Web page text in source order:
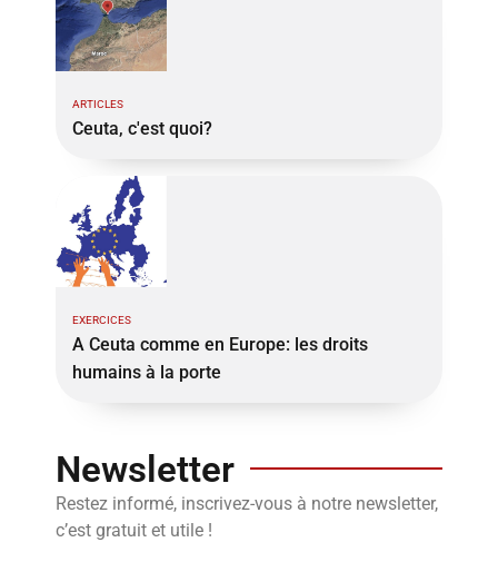
ARTICLES
Ceuta, c'est quoi?
EXERCICES
A Ceuta comme en Europe: les droits
humains à la porte
Newsletter
Restez informé, inscrivez-vous à notre newsletter,
c’est gratuit et utile !